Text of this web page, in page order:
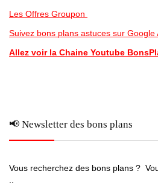
Les Offres Groupon
Suivez bons plans astuces sur Google
Allez voir la Chaine Youtube
📢 Newsletter des bons plans
Vous recherchez des bons plans ?